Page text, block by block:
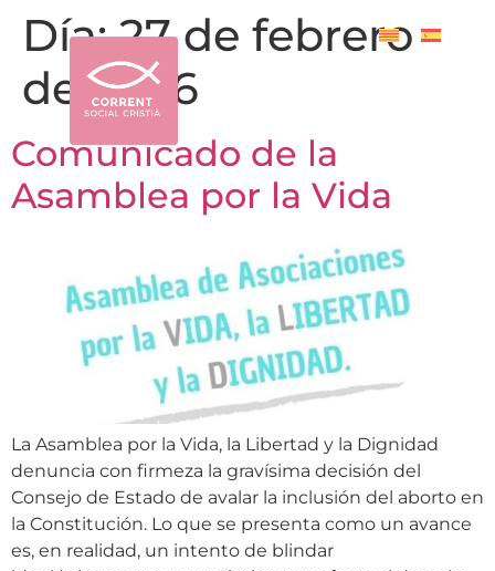
Día:27 de febrero
de 2026
Comunicado de la
Asamblea por la Vida
La Asamblea por la Vida, la Libertad y la Dignidad
denuncia con firmeza la gravísima decisión del
Consejo de Estado de avalar la inclusión del aborto en
la Constitución. Lo que se presenta como un avance
es, en realidad, un intento de blindar